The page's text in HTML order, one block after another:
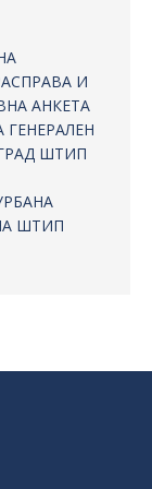
И
АНКЕТА
ШТИП
ШТИП